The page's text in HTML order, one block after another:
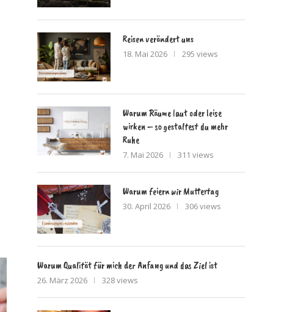
Reisen verändert uns
18. Mai 2026 295 views
Warum Räume laut oder leise
wirken – so gestaltest du mehr
Ruhe
7. Mai 2026 311 views
Warum feiern wir Muttertag
30. April 2026 306 views
Warum Qualität für mich der Anfang und das Ziel ist
26. März 2026 328 views